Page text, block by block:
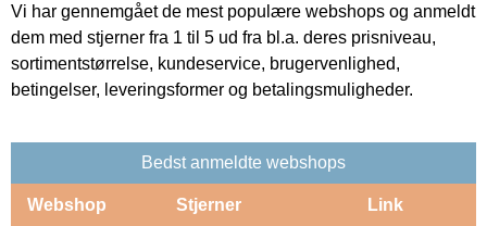
Vi har gennemgået de mest populære webshops og anmeldt
dem med stjerner fra 1 til 5 ud fra bl.a. deres prisniveau,
sortimentstørrelse, kundeservice, brugervenlighed,
betingelser, leveringsformer og betalingsmuligheder.
Bedst anmeldte webshops
Webshop Stjerner Link